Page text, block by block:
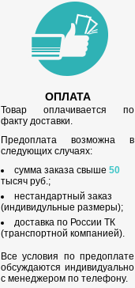
ОПЛАТА
Товар оплачивается по
факту доставки.
Предоплата возможна в
следующих случаях:
сумма заказа свыше50
тысяч руб.;
нестандартный заказ
(индивидульные размеры);
доставка по России ТК
(транспортной компанией).
Все условия по предоплате
обсуждаются индивидуально
с менеджером по телефону.